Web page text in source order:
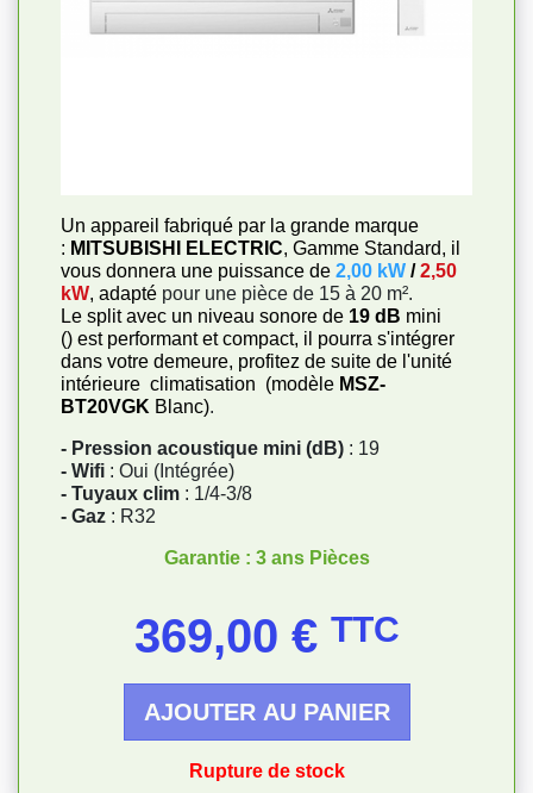
Un appareil fabriqué par la grande marque
: MITSUBISHI ELECTRIC, Gamme Standard, il
vous donnera une puissance de 2,00 kW /2,50
kW, adapté pour une pièce de 15 à 20 m².
Le split avec un niveau sonore de 19 dB mini
() est performant et compact, il pourra s'intégrer
dans votre demeure, profitez de suite de l'unité
intérieure climatisation (modèle MSZ-
BT20VGK Blanc).
- Pression acoustique mini (dB) : 19
- Wifi : Oui (Intégrée)
- Tuyaux clim : 1/4-3/8
- Gaz : R32
Garantie : 3 ans Pièces
369,00 € TTC
AJOUTER AU PANIER
Rupture de stock